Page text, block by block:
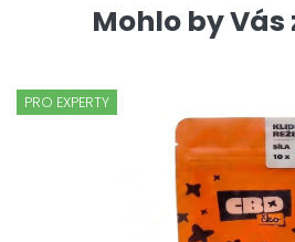
Mohlo by
PRO EXPERTY